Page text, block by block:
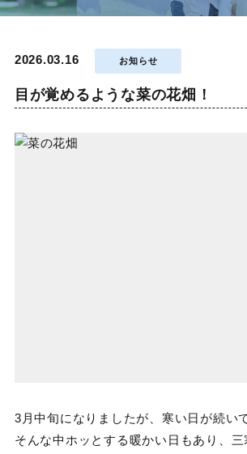
2026.03.16 お知らせ
目が覚めるような菜の花畑！
3月中旬になりましたが、寒い日が続い
そんな中ホッとする暖かい日もあり、